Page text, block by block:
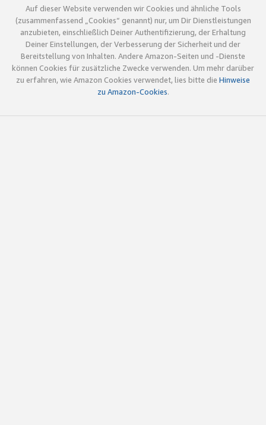
Auf dieser Website verwenden wir Cookies und ähnliche Tools
(zusammenfassend „Cookies“ genannt) nur, um Dir Dienstleistungen
anzubieten, einschließlich Deiner Authentifizierung, der Erhaltung
Deiner Einstellungen, der Verbesserung der Sicherheit und der
Bereitstellung von Inhalten. Andere Amazon-Seiten und -Dienste
können Cookies für zusätzliche Zwecke verwenden. Um mehr darüber
zu erfahren, wie Amazon Cookies verwendet, lies bitte die Hinweise
zu Amazon-Cookies.